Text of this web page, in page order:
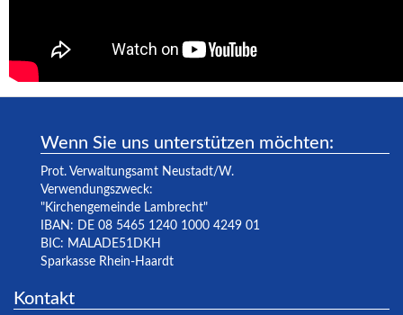
Wenn Sie uns unterstützen möchten:
Prot. Verwaltungsamt Neustadt/W.
Verwendungszweck:
"Kirchengemeinde Lambrecht"
IBAN: DE 08 5465 1240 1000 4249 01
BIC: MALADE51DKH
Sparkasse Rhein-Haardt
Kontakt